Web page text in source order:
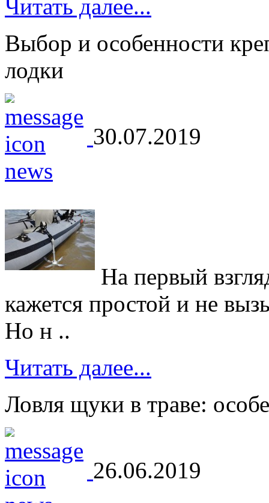
Читать далее...
Выбор и особенности
лодки
30.07.2019
На первый
кажется простой и не
Но н ..
Читать далее...
Ловля щуки в траве:
26.06.2019